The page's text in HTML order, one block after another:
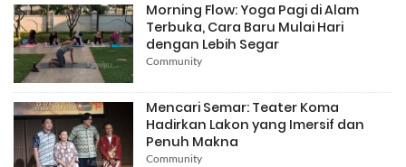
Morning Flow: Yoga Pagi di Alam
Terbuka, Cara Baru Mulai Hari
dengan Lebih Segar
Community
Mencari Semar: Teater Koma
Hadirkan Lakon yang Imersif dan
Penuh Makna
Community